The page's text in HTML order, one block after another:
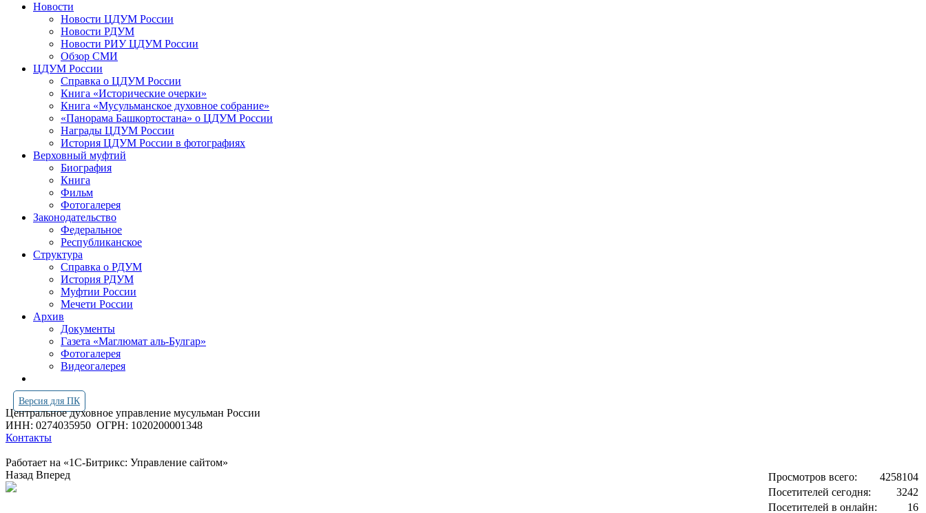
Новости
Новости ЦДУМ России
Новости РДУМ
Новости РИУ ЦДУМ России
Обзор СМИ
ЦДУМ России
Справка о ЦДУМ России
Книга «Исторические очерки»
Книга «Мусульманское духовное собрание»
«Панорама Башкортостана» о ЦДУМ России
Награды ЦДУМ России
История ЦДУМ России в фотографиях
Верховный муфтий
Биография
Книга
Фильм
Фотогалерея
Законодательство
Федеральное
Республиканское
Структура
Справка о РДУМ
История РДУМ
Муфтии России
Мечети России
Архив
Документы
Газета «Маглюмат аль-Булгар»
Фотогалерея
Видеогалерея
Версия для ПК
Центральное духовное управление мусульман России
ИНН: 0274035950 ОГРН: 1020200001348
Контакты
Работает на «1С-Битрикс: Управление сайтом»
Просмотров всего:
4258104
Посетителей сегодня:
3242
Посетителей в онлайн:
16
Назад Вперед